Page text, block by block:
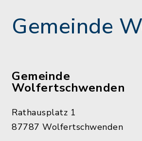
Gemeinde
Gemeinde
Wolfertschwenden
Rathausplatz 1
87787 Wolfertschwenden